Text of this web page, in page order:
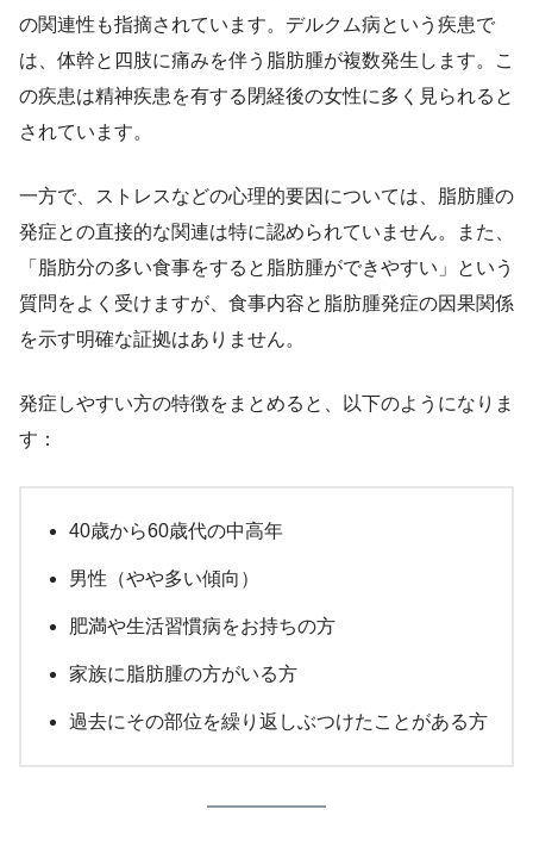
の関連性も指摘されています。デルクム病という疾患で
は、体幹と四肢に痛みを伴う脂肪腫が複数発生します。こ
の疾患は精神疾患を有する閉経後の女性に多く見られると
されています。
一方で、ストレスなどの心理的要因については、脂肪腫の
発症との直接的な関連は特に認められていません。また、
「脂肪分の多い食事をすると脂肪腫ができやすい」という
質問をよく受けますが、食事内容と脂肪腫発症の因果関係
を示す明確な証拠はありません。
発症しやすい方の特徴をまとめると、以下のようになりま
す：
40歳から60歳代の中高年
男性（やや多い傾向）
肥満や生活習慣病をお持ちの方
家族に脂肪腫の方がいる方
過去にその部位を繰り返しぶつけたことがある方